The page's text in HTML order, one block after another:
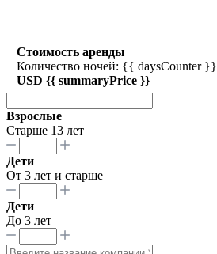
Стоимость аренды
Количество ночей: {{ daysCounter }}
USD {{ summaryPrice }}
Взрослые
Старше 13 лет
Дети
От 3 лет и старше
Дети
До 3 лет